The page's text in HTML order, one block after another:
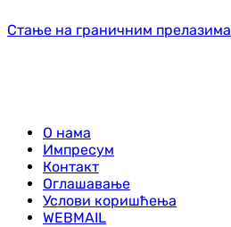
Стање на граничним прелазима
О нама
Импресум
Контакт
Оглашавање
Услови коришћења
WEBMAIL